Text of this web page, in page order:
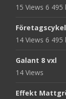
15 Views 6 495
14 Views 6 495
Galant 8 vxl
14 Views
Effekt